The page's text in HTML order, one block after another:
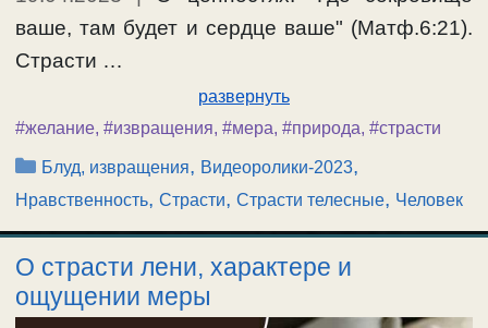
ваше, там будет и сердце ваше" (Матф.6:21).
Страсти …
развернуть
#желание, #извращения, #мера, #природа, #страсти
Рубрики
Блуд, извращения, Видеоролики-2023,
Нравственность, Страсти, Страсти телесные, Человек
О страсти лени, характере и
ощущении меры